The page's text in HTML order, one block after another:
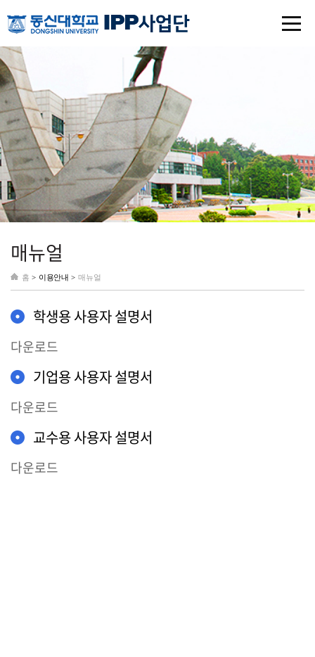
매뉴얼
홈 > 이용안내 > 매뉴얼
학생용 사용자 설명서
다운로드
기업용 사용자 설명서
다운로드
교수용 사용자 설명서
다운로드